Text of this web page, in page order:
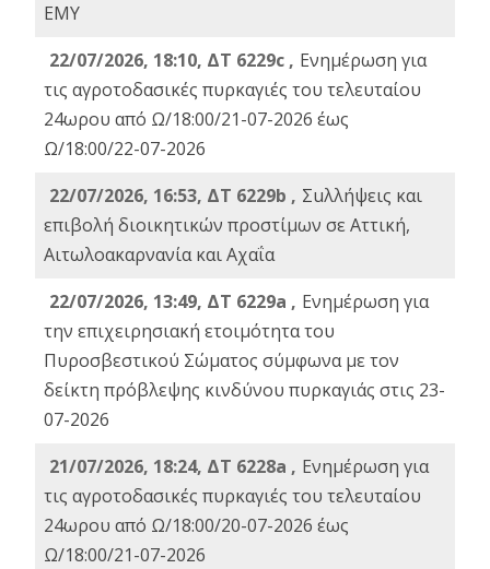
ΕΜΥ
22/07/2026, 18:10, ΔΤ 6229c , Ενημέρωση για
τις αγροτοδασικές πυρκαγιές του τελευταίου
24ωρου από Ω/18:00/21-07-2026 έως
Ω/18:00/22-07-2026
22/07/2026, 16:53, ΔΤ 6229b , Σuλλήψεις και
επιβολή διοικητικών προστίμων σε Αττική,
Αιτωλοακαρνανία και Αχαΐα
22/07/2026, 13:49, ΔΤ 6229a , Ενημέρωση για
την επιχειρησιακή ετοιμότητα του
Πυροσβεστικού Σώματος σύμφωνα με τον
δείκτη πρόβλεψης κινδύνου πυρκαγιάς στις 23-
07-2026
21/07/2026, 18:24, ΔΤ 6228a , Ενημέρωση για
τις αγροτοδασικές πυρκαγιές του τελευταίου
24ωρου από Ω/18:00/20-07-2026 έως
Ω/18:00/21-07-2026